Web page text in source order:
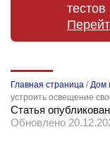
Главная страница /Дом
устроить освещение
Статья
Обновлено